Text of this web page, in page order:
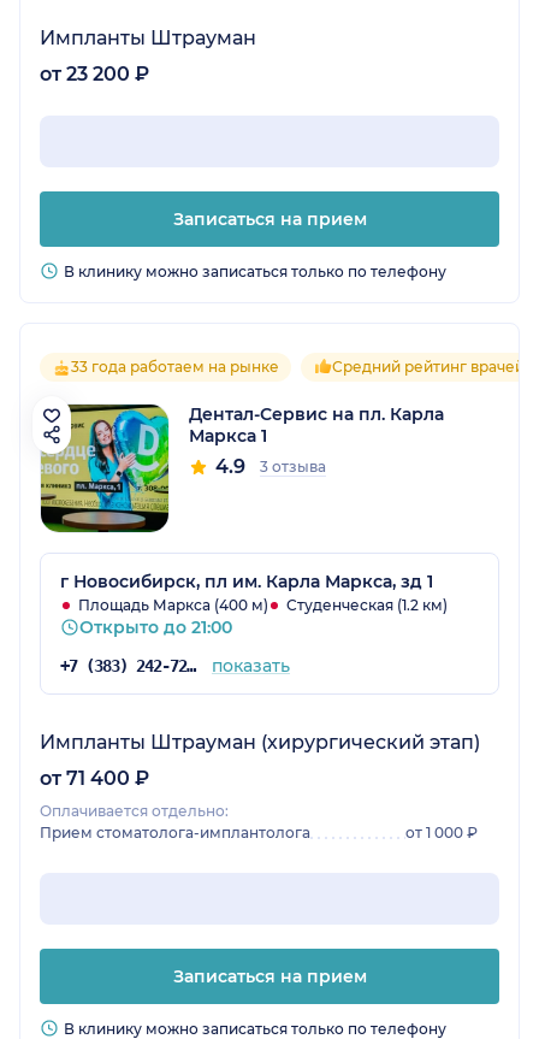
Импланты Штрауман
от 23 200 ₽
Записаться на прием
В клинику можно записаться только по телефону
33 года работаем на рынке Средний рейтинг врачей
Дентал-Сервис на пл. Карла
Маркса 1
4.9 3 отзыва
г Новосибирск, пл им. Карла Маркса, зд 1
Площадь Маркса (400 м) Студенческая (1.2 км)
Открыто до 21:00
+7 (383) 242-72-15 показать
Импланты Штрауман (хирургический этап)
от 71 400 ₽
Оплачивается отдельно:
Прием стоматолога-имплантолога
от 1 000 ₽
Записаться на прием
В клинику можно записаться только по телефону